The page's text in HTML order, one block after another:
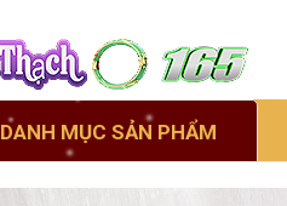
DANH MỤC SẢN PHẨM